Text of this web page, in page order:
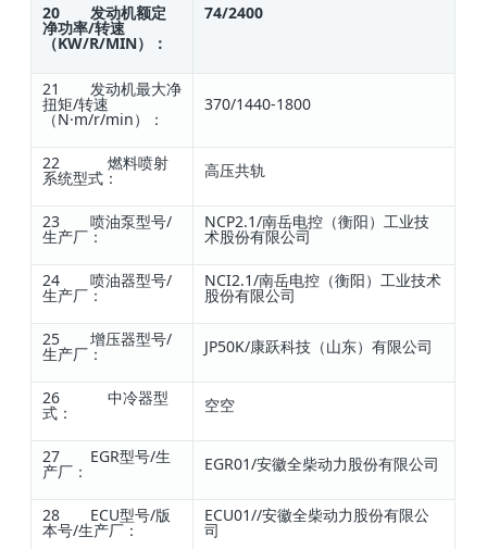
20 发动机额定
净功率/转速
（KW/R/MIN）：
74/2400
21 发动机最大净
扭矩/转速
（N·m/r/min）：
370/1440-1800
22 燃料喷射
系统型式： 高压共轨
23 喷油泵型号/
生产厂：
NCP2.1/南岳电控（衡阳）工业技
术股份有限公司
24 喷油器型号/
生产厂：
NCI2.1/南岳电控（衡阳）工业技术
股份有限公司
25 增压器型号/
生产厂： JP50K/康跃科技（山东）有限公司
26 中冷器型
式： 空空
27 EGR型号/生
产厂： EGR01/安徽全柴动力股份有限公司
28 ECU型号/版
本号/生产厂：
ECU01//安徽全柴动力股份有限公
司